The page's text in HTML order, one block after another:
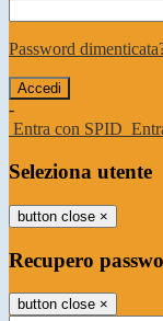
Password
-
Entra con SPID
Seleziona utente
button close ×
Recupero
button close ×